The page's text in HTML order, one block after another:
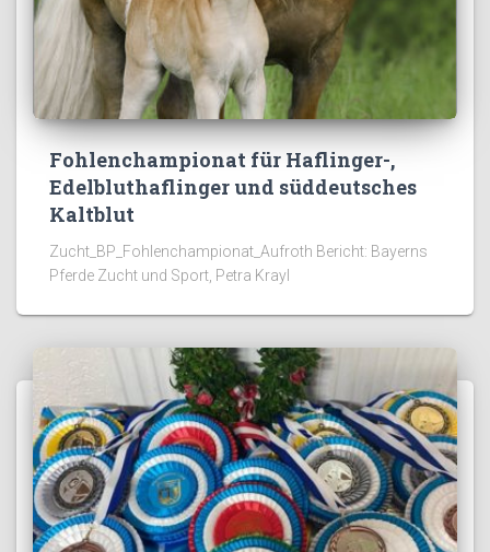
Fohlenchampionat für Haflinger-,
Edelbluthaflinger und süddeutsches
Kaltblut
Zucht_BP_Fohlenchampionat_Aufroth Bericht: Bayerns
Pferde Zucht und Sport, Petra Krayl